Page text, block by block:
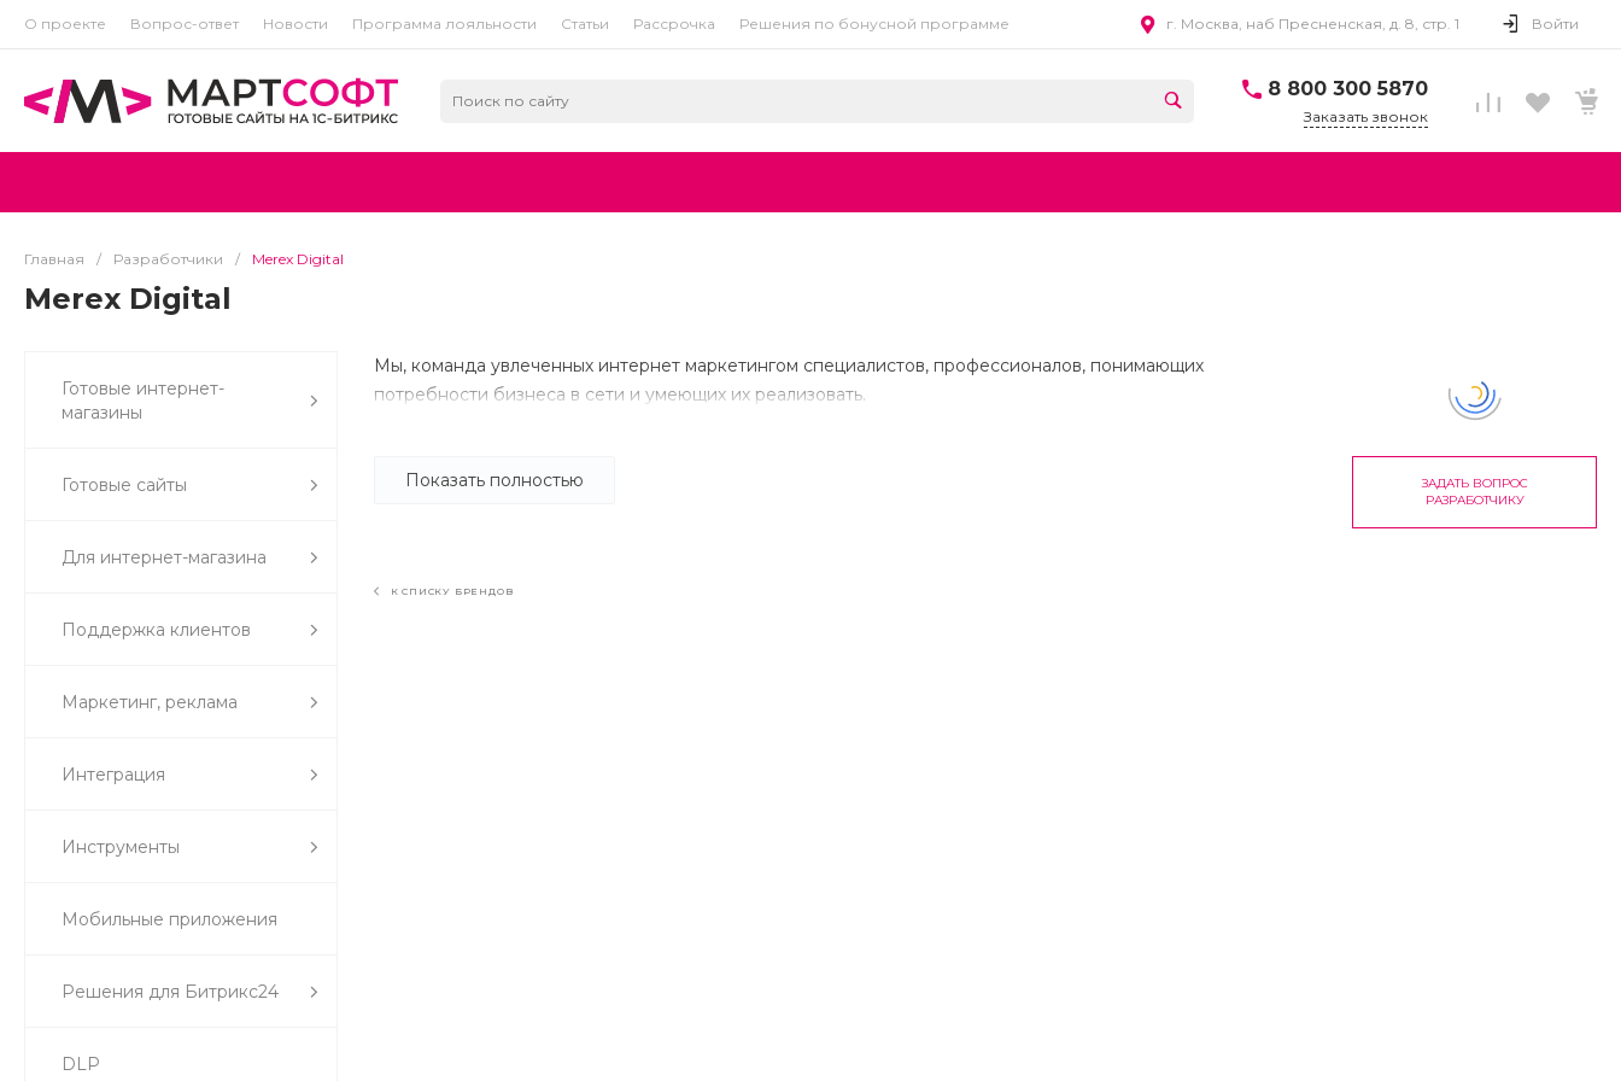
О проекте Вопрос-ответ Новости Программа лояльности Статьи Рассрочка Решения по бонусной программе г. Москва, наб Пресненская, д. 8, стр. 1 Войти
8 800 300 5870
Заказать звонок
Главная / Разработчики / Merex Digital
Merex Digital
Готовые интернет-
магазины
Готовые сайты
Для интернет-магазина
Поддержка клиентов
Маркетинг, реклама
Интеграция
Инструменты
Мобильные приложения
Решения для Битрикс24
DLP
Мы, команда увлеченных интернет маркетингом специалистов, профессионалов, понимающих
потребности бизнеса в сети и умеющих их реализовать.
Показать полностью
ЗАДАТЬ ВОПРОС
РАЗРАБОТЧИКУ
К СПИСКУ БРЕНДОВ